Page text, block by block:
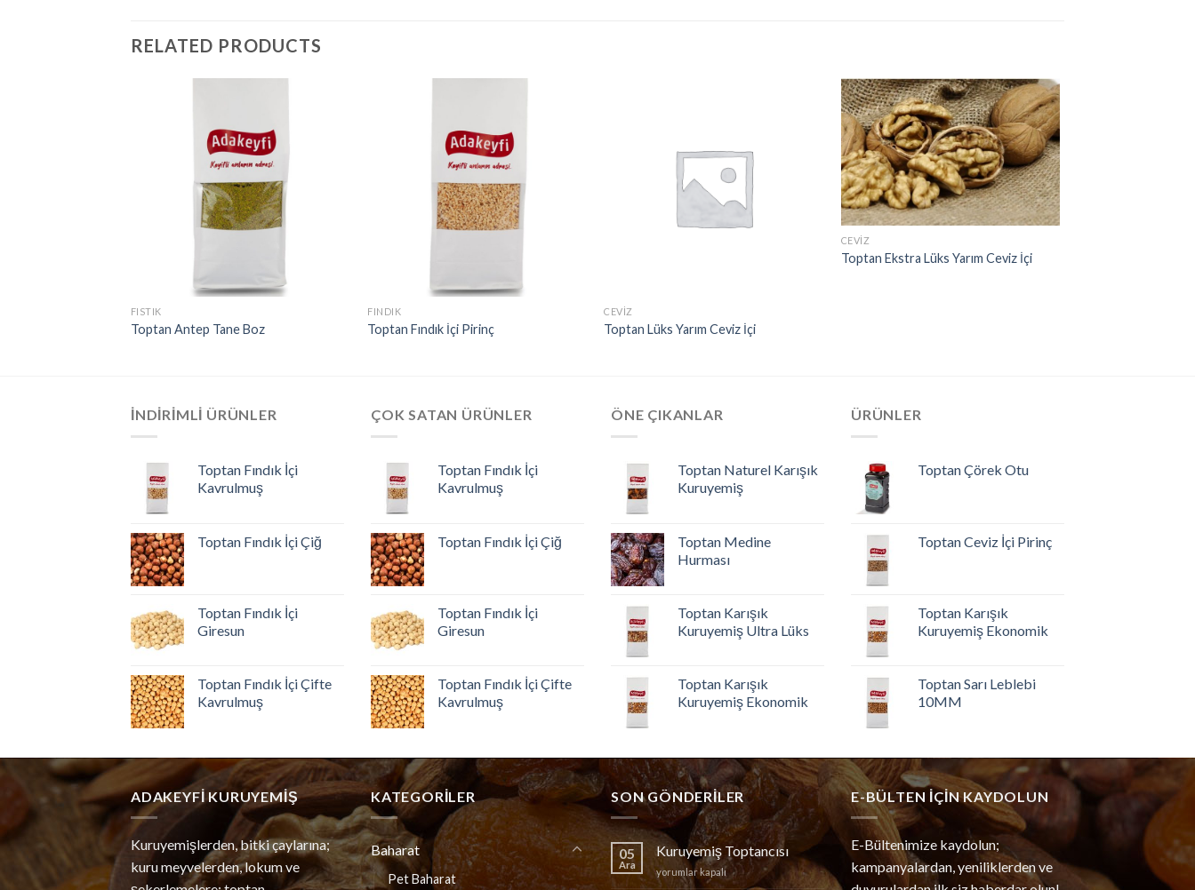
RELATED PRODUCTS
FISTIK
Toptan Antep Tane Boz
FINDIK
Toptan Fındık İçi Pirinç
CEVIZ
Toptan Lüks Yarım Ceviz İçi
CEVIZ
Toptan Ekstra Lüks Yarım Ceviz İçi
İNDIRIMLI ÜRÜNLER
Toptan Fındık İçi
Kavrulmuş
Toptan Fındık İçi Çiğ
Toptan Fındık İçi
Giresun
Toptan Fındık İçi Çifte
Kavrulmuş
ÇOK SATAN ÜRÜNLER
Toptan Fındık İçi
Kavrulmuş
Toptan Fındık İçi Çiğ
Toptan Fındık İçi
Giresun
Toptan Fındık İçi Çifte
Kavrulmuş
ÖNE ÇIKANLAR
Toptan Naturel Karışık
Kuruyemiş
Toptan Medine
Hurması
Toptan Karışık
Kuruyemiş Ultra Lüks
Toptan Karışık
Kuruyemiş Ekonomik
ÜRÜNLER
Toptan Çörek Otu
Toptan Ceviz İçi Pirinç
Toptan Karışık
Kuruyemiş Ekonomik
Toptan Sarı Leblebi
10MM
ADAKEYFI KURUYEMIŞ
Kuruyemişlerden, bitki çaylarına;
kuru meyvelerden, lokum ve
KATEGORILER
Baharat
Pet Baharat
SON GÖNDERILER
05
Ara
Kuruyemiş Toptancısı
Kuruyemiş
Toptancısı
yorumlar kapalı
E-BÜLTEN IÇIN KAYDOLUN
E-Bültenimize kaydolun;
kampanyalardan, yeniliklerden ve